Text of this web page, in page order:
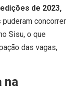
de 2023,
concorrer
Sisu, o que
das vagas,
na